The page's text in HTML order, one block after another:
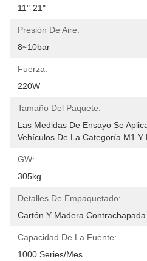
11"-21"
Presión De Aire:
8~10bar
Fuerza:
220W
Tamaño Del Paquete:
Las Medidas De Ensayo Se
Vehículos De La Categoría M1 Y
GW:
305kg
Detalles De Empaquetado:
Cartón Y Madera Contrachapada
Capacidad De La Fuente:
1000 Series/mes